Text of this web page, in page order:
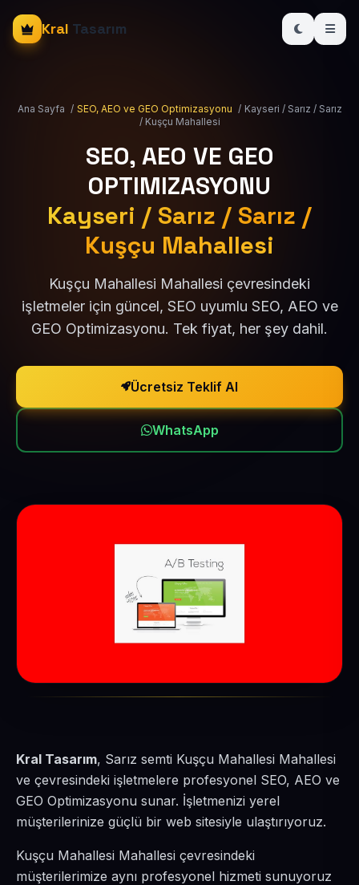
Kral Tasarım
Ana Sayfa / SEO, AEO ve GEO Optimizasyonu / Kayseri / Sarız / Sarız
/ Kuşçu Mahallesi
SEO, AEO VE GEO
OPTIMIZASYONU
Kayseri / Sarız / Sarız /
Kuşçu Mahallesi
Kuşçu Mahallesi Mahallesi çevresindeki
işletmeler için güncel, SEO uyumlu SEO, AEO ve
GEO Optimizasyonu. Tek fiyat, her şey dahil.
Ücretsiz Teklif Al
WhatsApp
Kral Tasarım, Sarız semti Kuşçu Mahallesi Mahallesi
ve çevresindeki işletmelere profesyonel SEO, AEO ve
GEO Optimizasyonu sunar. İşletmenizi yerel
müşterilerinize güçlü bir web sitesiyle ulaştırıyoruz.
Kuşçu Mahallesi Mahallesi çevresindeki
müşterilerimize aynı profesyonel hizmeti sunuyoruz